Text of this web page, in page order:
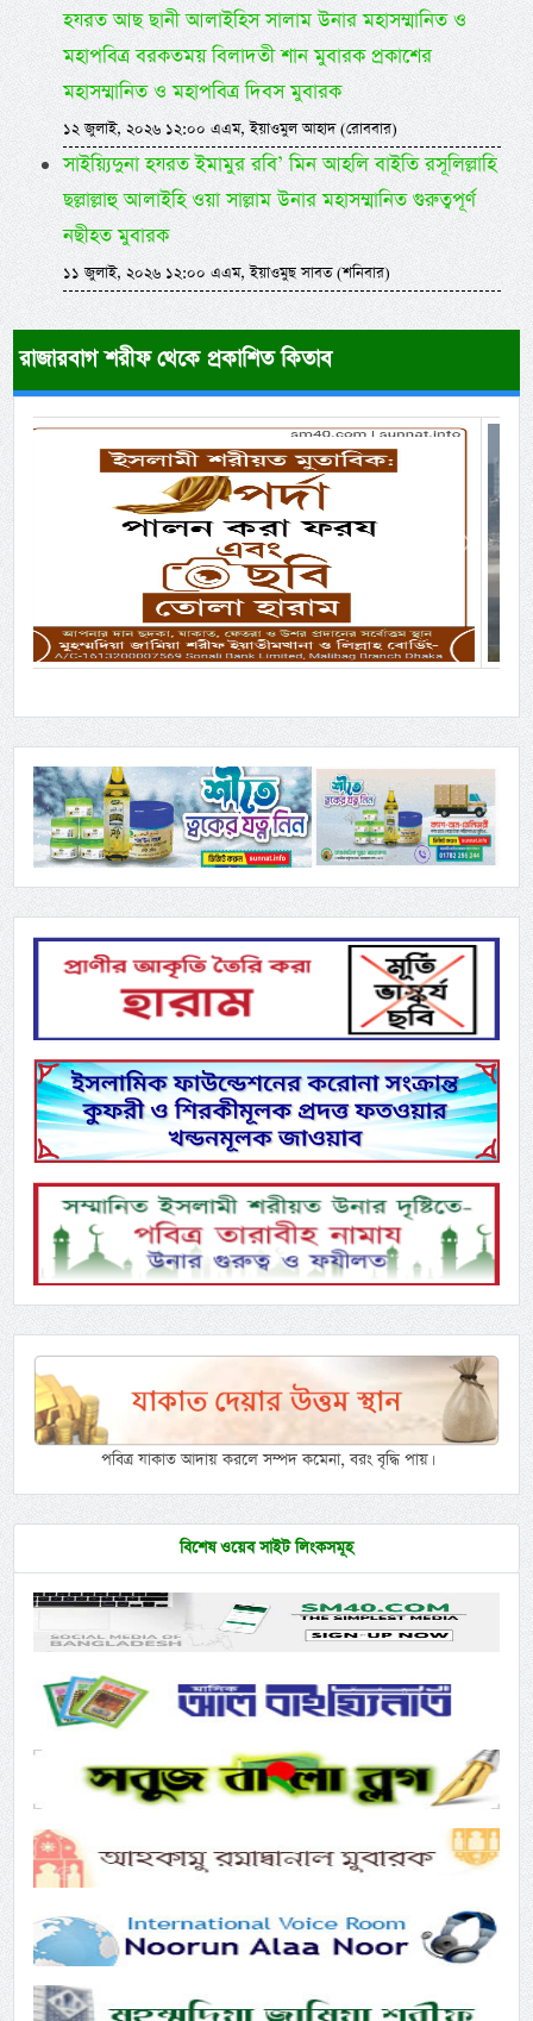
হযরত আছ ছানী আলাইহিস সালাম উনার মহাসম্মানিত ও
মহাপবিত্র বরকতময় বিলাদতী শান মুবারক প্রকাশের
মহাসম্মানিত ও মহাপবিত্র দিবস মুবারক
১২ জুলাই, ২০২৬ ১২:০০ এএম, ইয়াওমুল আহাদ (রোববার)
সাইয়্যিদুনা হযরত ইমামুর রবি’ মিন আহলি বাইতি রসূলিল্লাহি
ছল্লাল্লাহু আলাইহি ওয়া সাল্লাম উনার মহাসম্মানিত গুরুত্বপূর্ণ
নছীহত মুবারক
১১ জুলাই, ২০২৬ ১২:০০ এএম, ইয়াওমুছ সাবত (শনিবার)
রাজারবাগ শরীফ থেকে প্রকাশিত কিতাব
Next
পবিত্র যাকাত আদায় করলে সম্পদ কমেনা, বরং বৃদ্ধি পায়।
বিশেষ ওয়েব সাইট লিংকসমূহ